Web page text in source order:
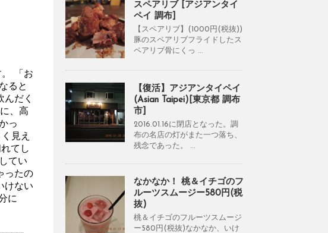
「お
ると
だく
、高
っ
見え
てし
てい
ったの
けない
に
スペアリブ [アジアンタイ
ペイ 調布]
【スペアリブ】(1000円(税抜))
豚のスペアリブフライドしたス
ペアリブ骨にくっ ...
【復活】アジアンタイペイ
(Asian Taipei)[東京都 調布
市]
2016.01.16に閉店となった。調
布の名店の灯がまた一つ落ち、
残念であった。 ...
なかなか！ 桃＆イチゴのフ
ルーツスムージー580円(税
抜)
桃＆イチゴのフルーツスムージ
ー580円(税抜)なかなか、いけ